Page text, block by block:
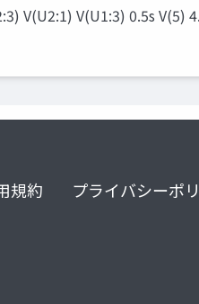
V(U2:1) V(U1:3) 0.5s V(5)
規約 プライバシーポ